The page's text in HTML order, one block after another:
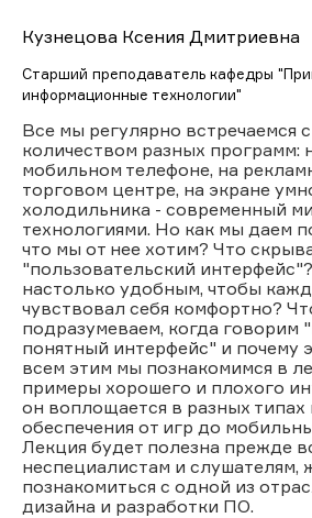
Кузнецова Ксения Дмитриевна
Старший преподаватель кафедры
информационные технологии"
Все мы регулярно встречаемся
количеством разных программ:
мобильном телефоне, на
торговом центре, на экране
холодильника - современный
технологиями. Но как мы даем
что мы от нее хотим? Что
"пользовательский
настолько удобным, чтобы
чувствовал себя комфортно?
подразумеваем, когда говорим
понятный интерфейс" и почему
всем этим мы познакомимся в
примеры хорошего и плохого
он воплощается в разных
обеспечения от игр до
Лекция будет полезна прежде
неспециалистам и
познакомиться с одной из
дизайна и разработки ПО.